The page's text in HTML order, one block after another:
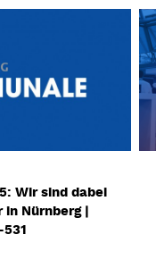
Wir sind dabei
in Nürnberg |